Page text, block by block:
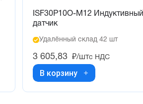
ISF30P10O-M12 Индуктивный
датчик
Удалённый склад 42 шт
3 605,83 ₽/штс НДС
В корзину